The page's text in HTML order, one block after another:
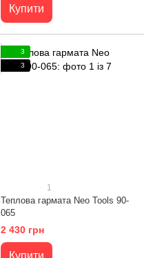
Купити
3
3
1
Теплова гармата Neo Tools 90-
065
2 430 грн